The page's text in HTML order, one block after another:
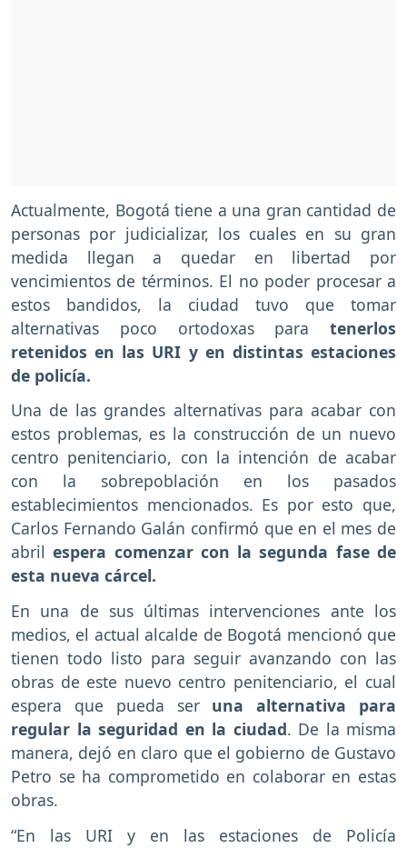
Actualmente, Bogotá tiene a una gran cantidad de
personas por judicializar, los cuales en su gran
medida llegan a quedar en libertad por
vencimientos de términos. El no poder procesar a
estos bandidos, la ciudad tuvo que tomar
alternativas poco ortodoxas para tenerlos
retenidos en las URI y en distintas estaciones
de policía.
Una de las grandes alternativas para acabar con
estos problemas, es la construcción de un nuevo
centro penitenciario, con la intención de acabar
con la sobrepoblación en los pasados
establecimientos mencionados. Es por esto que,
Carlos Fernando Galán confirmó que en el mes de
abrilespera comenzar con la segunda fase de
esta nueva cárcel.
En una de sus últimas intervenciones ante los
medios, el actual alcalde de Bogotá mencionó que
tienen todo listo para seguir avanzando con las
obras de este nuevo centro penitenciario, el cual
espera que pueda ser una alternativa para
regular la seguridad en la ciudad. De la misma
manera, dejó en claro que el gobierno de Gustavo
Petro se ha comprometido en colaborar en estas
obras.
“En las URI y en las estaciones de Policía